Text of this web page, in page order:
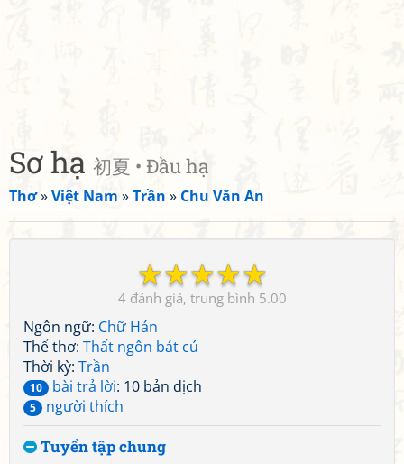
Sơ hạ 初夏 • Đầu hạ
Thơ»Việt Nam »Trần » Chu Văn An
☆
☆
☆
☆
☆
4 5.00
Ngôn ngữ: Chữ Hán
Thể thơ: Thất ngôn bát cú
Thời kỳ: Trần
10 bài trả lời: 10 bản dịch
5 người thích
Tuyển tập chung